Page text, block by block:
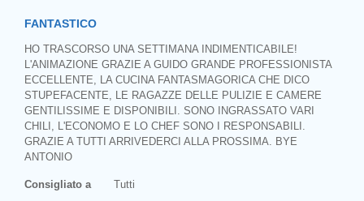
FANTASTICO
HO TRASCORSO UNA SETTIMANA INDIMENTICABILE!
L'ANIMAZIONE GRAZIE A GUIDO GRANDE PROFESSIONISTA
ECCELLENTE, LA CUCINA FANTASMAGORICA CHE DICO
STUPEFACENTE, LE RAGAZZE DELLE PULIZIE E CAMERE
GENTILISSIME E DISPONIBILI. SONO INGRASSATO VARI
CHILI, L'ECONOMO E LO CHEF SONO I RESPONSABILI.
GRAZIE A TUTTI ARRIVEDERCI ALLA PROSSIMA. BYE
ANTONIO
Consigliato a Tutti